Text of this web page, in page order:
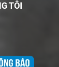
TÔI